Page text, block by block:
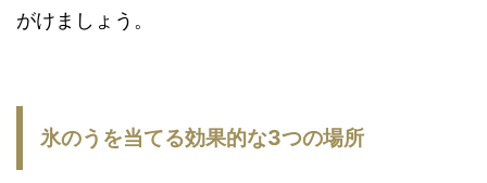
がけましょう。
氷のうを当てる効果的な3つの場所